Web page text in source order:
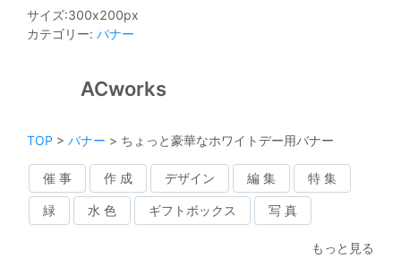
サイズ:300x200px
カテゴリー: バナー
ACworks
TOP > バナー > ちょっと豪華なホワイトデー用バナー
催 事 作 成 デザイン 編 集 特 集
緑 水 色 ギフトボックス 写 真
もっと見る